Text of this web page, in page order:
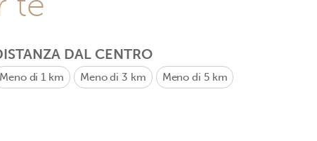
DAL CENTRO
Meno di 1 km Meno di 3 km Meno di 5 km